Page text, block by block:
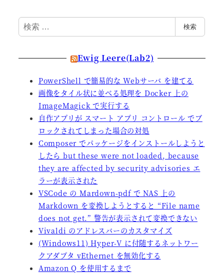
検
索
検索
Ewig Leere(Lab2)
PowerShell で簡易的な Webサーバ を建てる
画像をタイル状に並べる処理を Docker 上の
ImageMagick で実行する
自作アプリが スマート アプリ コントロール でブ
ロックされてしまった場合の対処
Composer でパッケージをインストールしようと
したら but these were not loaded, because
they are affected by security advisories エ
ラーが表示された
VSCode の Mardown-pdf で NAS 上の
Markdown を変換しようとすると “File name
does not get.” 警告が表示されて変換できない
Vivaldi のアドレスバーのカスタマイズ
(Windows11) Hyper-V に付随するネットワー
クアダプタ vEthernet を無効化する
Amazon Q を使用するまで